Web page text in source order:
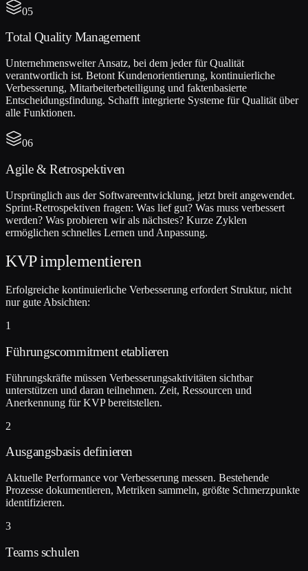
05
Total Quality Management
Unternehmensweiter Ansatz, bei dem jeder für Qualität
verantwortlich ist. Betont Kundenorientierung, kontinuierliche
Verbesserung, Mitarbeiterbeteiligung und faktenbasierte
Entscheidungsfindung. Schafft integrierte Systeme für Qualität über
alle Funktionen.
06
Agile & Retrospektiven
Ursprünglich aus der Softwareentwicklung, jetzt breit angewendet.
Sprint-Retrospektiven fragen: Was lief gut? Was muss verbessert
werden? Was probieren wir als nächstes? Kurze Zyklen
ermöglichen schnelles Lernen und Anpassung.
KVP implementieren
Erfolgreiche kontinuierliche Verbesserung erfordert Struktur, nicht
nur gute Absichten:
1
Führungscommitment etablieren
Führungskräfte müssen Verbesserungsaktivitäten sichtbar
unterstützen und daran teilnehmen. Zeit, Ressourcen und
Anerkennung für KVP bereitstellen.
2
Ausgangsbasis definieren
Aktuelle Performance vor Verbesserung messen. Bestehende
Prozesse dokumentieren, Metriken sammeln, größte Schmerzpunkte
identifizieren.
3
Teams schulen